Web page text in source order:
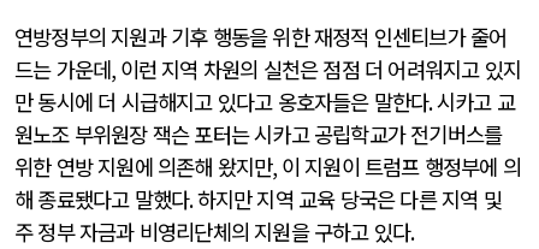
연방정부의 지원과 기후 행동을 위한 재정적 인센티브가 줄어
드는 가운데, 이런 지역 차원의 실천은 점점 더 어려워지고 있지
만 동시에 더 시급해지고 있다고 옹호자들은 말한다.시카고 교
원노조 부위원장 잭슨 포터는 시카고 공립학교가 전기버스를
위한 연방 지원에 의존해 왔지만, 이 지원이 트럼프 행정부에 의
해 종료됐다고 말했다.하지만 지역 교육 당국은 다른 지역 및
주 정부 자금과 비영리단체의 지원을 구하고 있다.